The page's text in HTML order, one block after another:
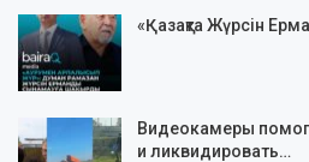
«Қазақта Жүрсін
Видеокамеры
и ликвидировать…